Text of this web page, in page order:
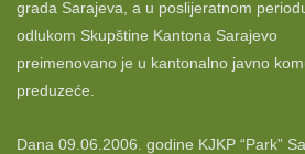
grada Sarajeva, a u poslijeratnom
odlukom Skupštine Kantona Sarajevo
preimenovano je u kantonalno javno
preduzeće.
Dana 09.06.2006. godine KJKP “Park”